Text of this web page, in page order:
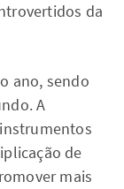
da
ano, sendo
A
de
mais